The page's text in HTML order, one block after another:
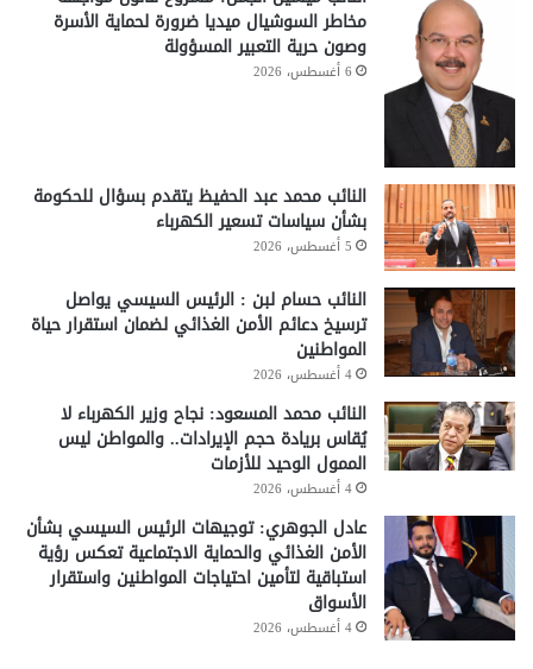
مخاطر السوشيال ميديا ضرورة لحماية الأسرة
وصون حرية التعبير المسؤولة
6 أغسطس، 2026
النائب محمد عبد الحفيظ يتقدم بسؤال للحكومة
بشأن سياسات تسعير الكهرباء
5 أغسطس، 2026
النائب حسام لبن : الرئيس السيسي يواصل
ترسيخ دعائم الأمن الغذائي لضمان استقرار حياة
المواطنين
4 أغسطس، 2026
النائب محمد المسعود: نجاح وزير الكهرباء لا
يُقاس بريادة حجم الإيرادات.. والمواطن ليس
الممول الوحيد للأزمات
4 أغسطس، 2026
عادل الجوهري: توجيهات الرئيس السيسي بشأن
الأمن الغذائي والحماية الاجتماعية تعكس رؤية
استباقية لتأمين احتياجات المواطنين واستقرار
الأسواق
4 أغسطس، 2026